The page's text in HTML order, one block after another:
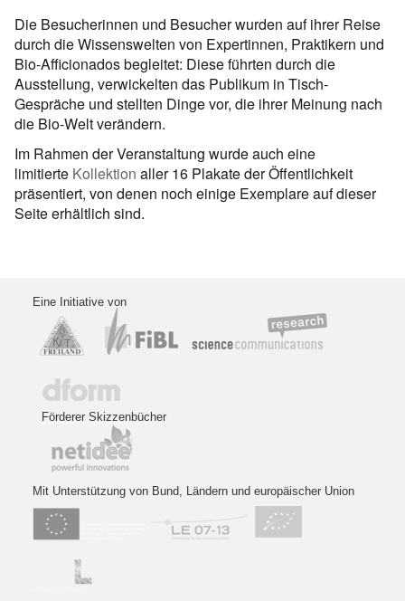
Die Besucherinnen und Besucher wurden auf ihrer Reise
durch die Wissenswelten von Expertinnen, Praktikern und
Bio-Afficionados begleitet: Diese führten durch die
Ausstellung, verwickelten das Publikum in Tisch-
Gespräche und stellten Dinge vor, die ihrer Meinung nach
die Bio-Welt verändern.
Im Rahmen der Veranstaltung wurde auch eine
limitierte Kollektion aller 16 Plakate der Öffentlichkeit
präsentiert, von denen noch einige Exemplare auf dieser
Seite erhältlich sind.
Eine Initiative von
Förderer Skizzenbücher
Mit Unterstützung von Bund, Ländern und europäischer Union